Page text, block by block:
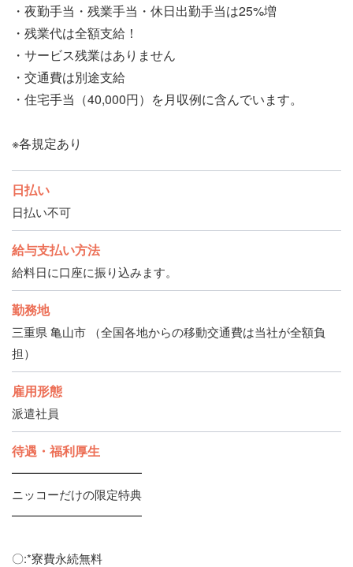
・夜勤手当・残業手当・休日出勤手当は25%増
・残業代は全額支給！
・サービス残業はありません
・交通費は別途支給
・住宅手当（40,000円）を月収例に含んでいます。
※各規定あり
日払い
日払い不可
給与支払い方法
給料日に口座に振り込みます。
勤務地
三重県 亀山市 （全国各地からの移動交通費は当社が全額負
担）
雇用形態
派遣社員
待遇・福利厚生
━━━━━━━━━━━
ニッコーだけの限定特典
━━━━━━━━━━━
〇:*寮費永続無料